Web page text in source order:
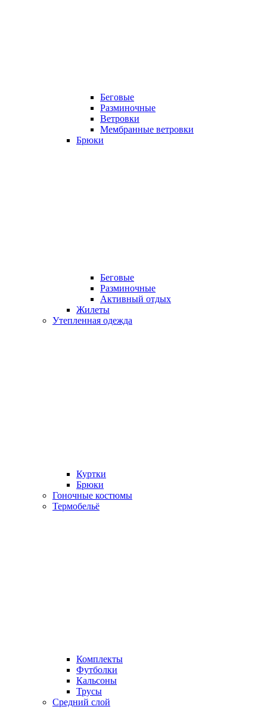
Беговые
Разминочные
Ветровки
Мембранные ветровки
Брюки
Беговые
Разминочные
Активный отдых
Жилеты
Утепленная одежда
Куртки
Брюки
Гоночные костюмы
Термобельё
Комплекты
Футболки
Кальсоны
Трусы
Средний слой